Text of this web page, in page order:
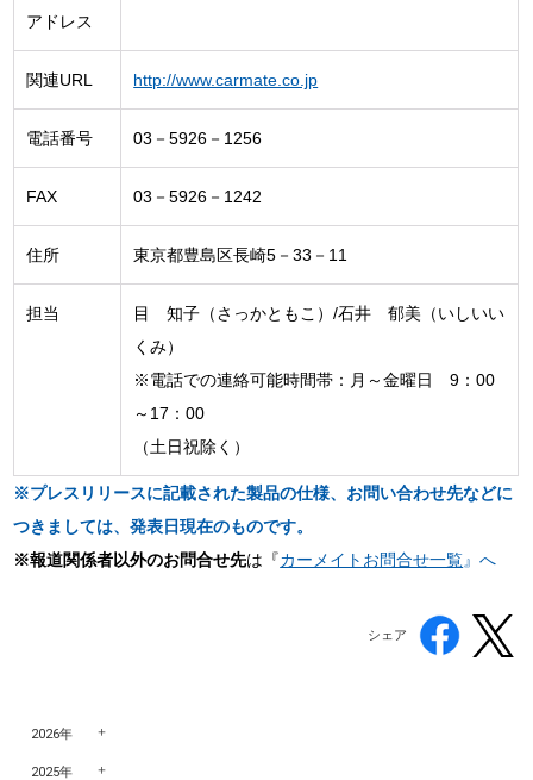
アドレス
関連URL http://www.carmate.co.jp
電話番号 03－5926－1256
FAX 03－5926－1242
住所 東京都豊島区長崎5－33－11
担当
目 知子（さっかともこ）/石井 郁美（いしいい
くみ）
※電話での連絡可能時間帯：月～金曜日 9：00
～17：00
（土日祝除く）
※プレスリリースに記載された製品の仕様、お問い合わせ先などに
つきましては、発表日現在のものです。
※報道関係者以外のお問合せ先は『カーメイトお問合せ一覧』へ
シェア
2026年
2025年